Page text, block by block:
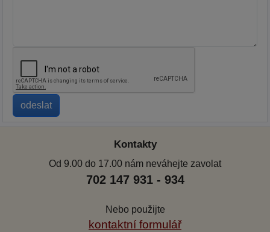
Kontakty
Od 9.00 do 17.00 nám neváhejte zavolat
702 147 931 - 934
Nebo použijte
kontaktní formulář